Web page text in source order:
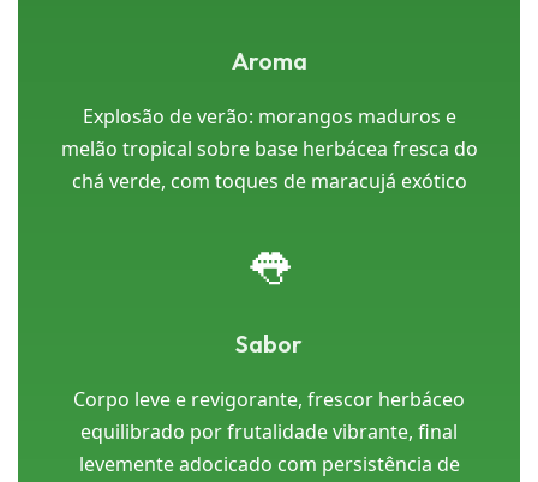
Aroma
Explosão de verão: morangos maduros e
melão tropical sobre base herbácea fresca do
chá verde, com toques de maracujá exótico
👅
Sabor
Corpo leve e revigorante, frescor herbáceo
equilibrado por frutalidade vibrante, final
levemente adocicado com persistência de